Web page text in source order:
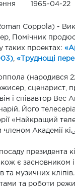
1965-04-22
Coppola) -
Помічник
таких проектах:
«Труднощі
(народився
сценарист,
він і співавтор
Його
«Найкращий
президента
є засновником
та музичних
та роботи